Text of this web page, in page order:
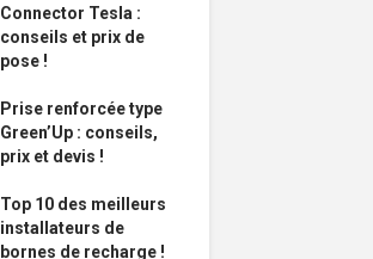
Connector Tesla :
conseils et prix de
pose !
Prise renforcée type
Green’Up : conseils,
prix et devis !
Top 10 des meilleurs
installateurs de
bornes de recharge !